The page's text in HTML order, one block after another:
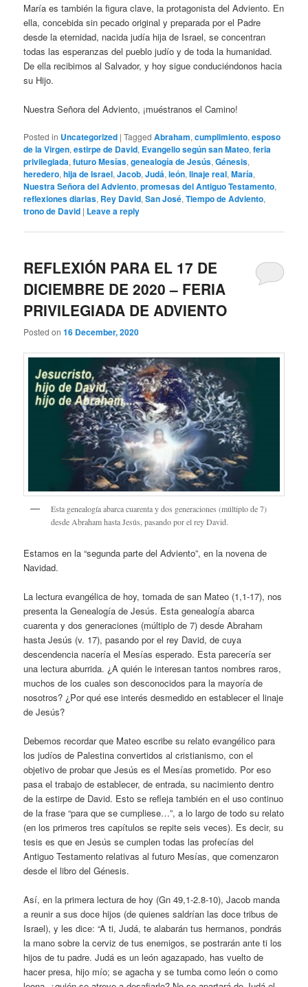
María es también la figura clave, la protagonista del Adviento. En
ella, concebida sin pecado original y preparada por el Padre
desde la eternidad, nacida judía hija de Israel, se concentran
todas las esperanzas del pueblo judío y de toda la humanidad.
De ella recibimos al Salvador, y hoy sigue conduciéndonos hacia
su Hijo.
Nuestra Señora del Adviento, ¡muéstranos el Camino!
Posted in Uncategorized |Tagged Abraham,cumplimiento,esposo
de la Virgen,estirpe de David, Evangelio según san Mateo,feria
privilegiada,futuro Mesías,genealogía de Jesús,Génesis,
heredero,hija de Israel,Jacob,Judá,león,linaje real,María,
Nuestra Señora del Adviento,promesas del Antiguo Testamento,
reflexiones diarias, Rey David,San José,Tiempo de Adviento,
trono de David | Leave a reply
REFLEXIÓN PARA EL 17 DE
DICIEMBRE DE 2020 – FERIA
PRIVILEGIADA DE ADVIENTO
Posted on16 December, 2020
Esta genealogía abarca cuarenta y dos generaciones (múltiplo de 7)
desde Abraham hasta Jesús, pasando por el rey David.
Estamos en la “segunda parte del Adviento”, en la novena de
Navidad.
La lectura evangélica de hoy, tomada de san Mateo (1,1-17), nos
presenta la Genealogía de Jesús. Esta genealogía abarca
cuarenta y dos generaciones (múltiplo de 7) desde Abraham
hasta Jesús (v. 17), pasando por el rey David, de cuya
descendencia nacería el Mesías esperado. Esta parecería ser
una lectura aburrida. ¿A quién le interesan tantos nombres raros,
muchos de los cuales son desconocidos para la mayoría de
nosotros? ¿Por qué ese interés desmedido en establecer el linaje
de Jesús?
Debemos recordar que Mateo escribe su relato evangélico para
los judíos de Palestina convertidos al cristianismo, con el
objetivo de probar que Jesús es el Mesías prometido. Por eso
pasa el trabajo de establecer, de entrada, su nacimiento dentro
de la estirpe de David. Esto se refleja también en el uso continuo
de la frase “para que se cumpliese…”, a lo largo de todo su relato
(en los primeros tres capítulos se repite seis veces). Es decir, su
tesis es que en Jesús se cumplen todas las profecías del
Antiguo Testamento relativas al futuro Mesías, que comenzaron
desde el libro del Génesis.
Así, en la primera lectura de hoy (Gn 49,1-2.8-10), Jacob manda
a reunir a sus doce hijos (de quienes saldrían las doce tribus de
Israel), y les dice: “A ti, Judá, te alabarán tus hermanos, pondrás
la mano sobre la cerviz de tus enemigos, se postrarán ante ti los
hijos de tu padre. Judá es un león agazapado, has vuelto de
hacer presa, hijo mío; se agacha y se tumba como león o como